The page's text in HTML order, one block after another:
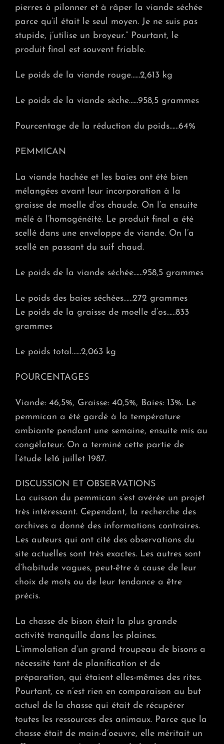
pierres à pilonner et à râper la viande séchée
parce qu’il était le seul moyen. Je ne suis pas
stupide, j’utilise un broyeur.” Pourtant, le
produit final est souvent friable.
Le poids de la viande rouge……2,613 kg
Le poids de la viande sèche……958,5 grammes
Pourcentage de la réduction du poids……64%
PEMMICAN
La viande hachée et les baies ont été bien
mélangées avant leur incorporation à la
graisse de moelle d’os chaude. On l’a ensuite
mêlé à l’homogénéité. Le produit final a été
scellé dans une enveloppe de viande. On l’a
scellé en passant du suif chaud.
Le poids de la viande séchée……958,5 grammes
Le poids des baies séchées……272 grammes
Le poids de la graisse de moelle d’os……833
grammes
Le poids total……2,063 kg
POURCENTAGES
Viande: 46,5%, Graisse: 40,5%, Baies: 13%. Le
pemmican a été gardé à la température
ambiante pendant une semaine, ensuite mis au
congélateur. On a terminé cette partie de
l’étude le16 juillet 1987.
DISCUSSION ET OBSERVATIONS
La cuisson du pemmican s’est avérée un projet
très intéressant. Cependant, la recherche des
archives a donné des informations contraires.
Les auteurs qui ont cité des observations du
site actuelles sont très exactes. Les autres sont
d’habitude vagues, peut-être à cause de leur
choix de mots ou de leur tendance a être
précis.
La chasse de bison était la plus grande
activité tranquille dans les plaines.
L’immolation d’un grand troupeau de bisons a
nécessité tant de planification et de
préparation, qui étaient elles-mêmes des rites.
Pourtant, ce n’est rien en comparaison au but
actuel de la chasse qui était de récupérer
toutes les ressources des animaux. Parce que la
chasse était de main-d’oeuvre, elle méritait un